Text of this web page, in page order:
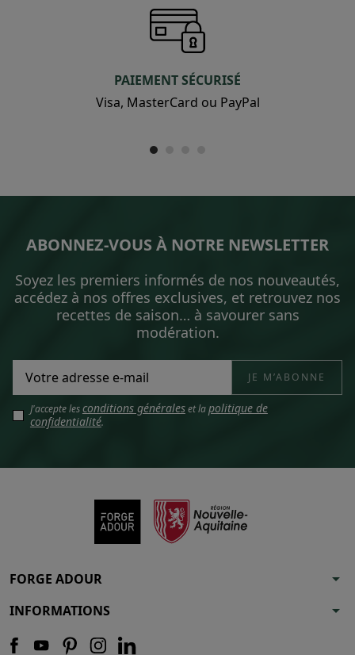
PAIEMENT SÉCURISÉ
Visa, MasterCard ou PayPal
ABONNEZ-VOUS À NOTRE NEWSLETTER
Soyez les premiers informés de nos nouveautés,
accédez à nos offres exclusives, et retrouvez nos
recettes de saison… à savourer sans
modération.
J'accepte lesconditions généraleset lapolitique de
confidentialité.
FORGE ADOUR arrow_drop_down
INFORMATIONS arrow_drop_down